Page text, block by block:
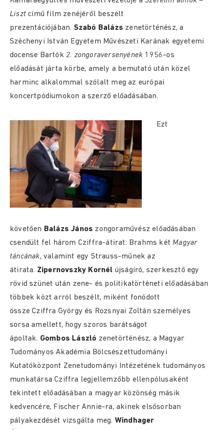
Liszt című film zenéjéről beszélt
prezentációjában. Szabó Balázs zenetörténész, a
Széchenyi István Egyetem Művészeti Karának egyetemi
docense Bartók 2. zongoraversenyének 1956-os
előadását járta körbe, amely a bemutató után közel
harminc alkalommal szólalt meg az európai
koncertpódiumokon a szerző előadásában.
Ezt
követően Balázs János zongoraművész előadásában
csendült fel három Cziffra-átirat: Brahms kétMagyar
táncának, valamint egy Strauss-műnek az
átirata. Zipernovszky Kornél újságíró, szerkesztő egy
rövid szünet után zene- és politikatörténeti előadásában
többek közt arról beszélt, miként fonódott
össze Cziffra György és Rozsnyai Zoltán személyes
sorsa amellett, hogy szoros barátságot
ápoltak. Gombos László zenetörténész, a Magyar
Tudományos Akadémia Bölcsészettudományi
Kutatóközpont Zenetudományi Intézetének tudományos
munkatársa Cziffra legjellemzőbb ellenpólusaként
tekintett előadásában a magyar közönség másik
kedvencére, Fischer Annie-ra, akinek elsősorban
pályakezdését vizsgálta meg. Windhager